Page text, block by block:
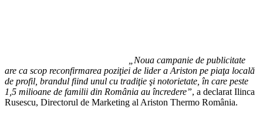
„Noua campanie de publicitate
are ca scop reconfirmarea poziţiei de lider a Ariston pe piaţa locală
de profil, brandul fiind unul cu tradiţie şi notorietate, în care peste
1,5 milioane de familii din România au încredere”, a declarat Ilinca
Rusescu, Directorul de Marketing al Ariston Thermo România.